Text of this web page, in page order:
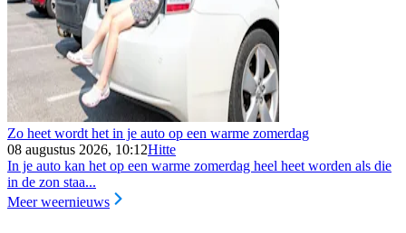
Zo heet wordt het in je auto op een warme zomerdag
08 augustus 2026, 10:12Hitte
In je auto kan het op een warme zomerdag heel heet worden als die
in de zon staa...
Meer weernieuws